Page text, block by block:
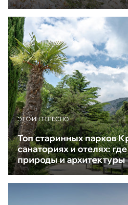
ЭТО ИНТЕРЕСНО
Топ старинных парков
санаториях и отелях:
природы и архитектуры